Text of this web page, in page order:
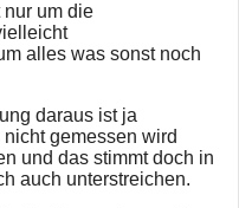
um die
alles was sonst noch
daraus ist ja
gemessen wird
und das stimmt doch in
auch unterstreichen.